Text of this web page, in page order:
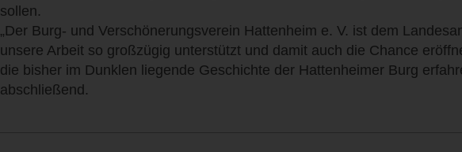
sollen.
„Der Burg- und Verschönerungsverein Hattenheim e. V. ist dem
unsere Arbeit so großzügig unterstützt und damit auch die Chance
die bisher im Dunklen liegende Geschichte der Hattenheimer Burg
abschließend.